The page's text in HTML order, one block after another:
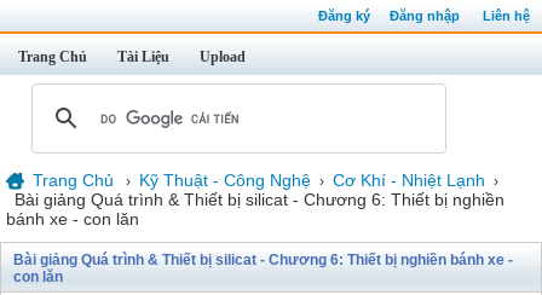
Đăng ký Đăng nhập Liên hệ
Trang Chủ Tài Liệu Upload
Trang Chủ › Kỹ Thuật - Công Nghệ › Cơ Khí - Nhiệt Lạnh ›
Bài giảng Quá trình & Thiết bị silicat - Chương 6: Thiết bị nghiền
bánh xe - con lăn
Bài giảng Quá trình & Thiết bị silicat - Chương 6: Thiết bị nghiền bánh xe -
con lăn